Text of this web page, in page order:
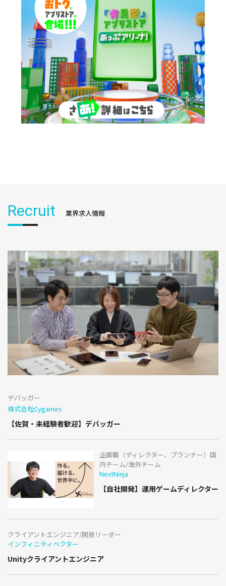
Recruit 業界求人情報
デバッガー
株式会社Cygames
【佐賀・未経験者歓迎】デバッガー
企画職（ディレクター、プランナー）国
内チーム/海外チーム
NextNinja
【自社開発】運用ゲームディレクター
クライアントエンジニア/開発リーダー
インフィニティベクター
Unityクライアントエンジニア